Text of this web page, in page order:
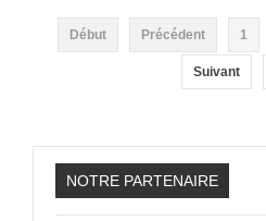
Début Précédent 1
Suivant
NOTRE PARTENAIRE